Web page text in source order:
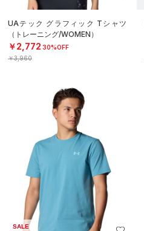
UAテック グラフィック Tシャツ
（トレーニング/WOMEN）
￥2,772 30%OFF
￥3,960
SALE